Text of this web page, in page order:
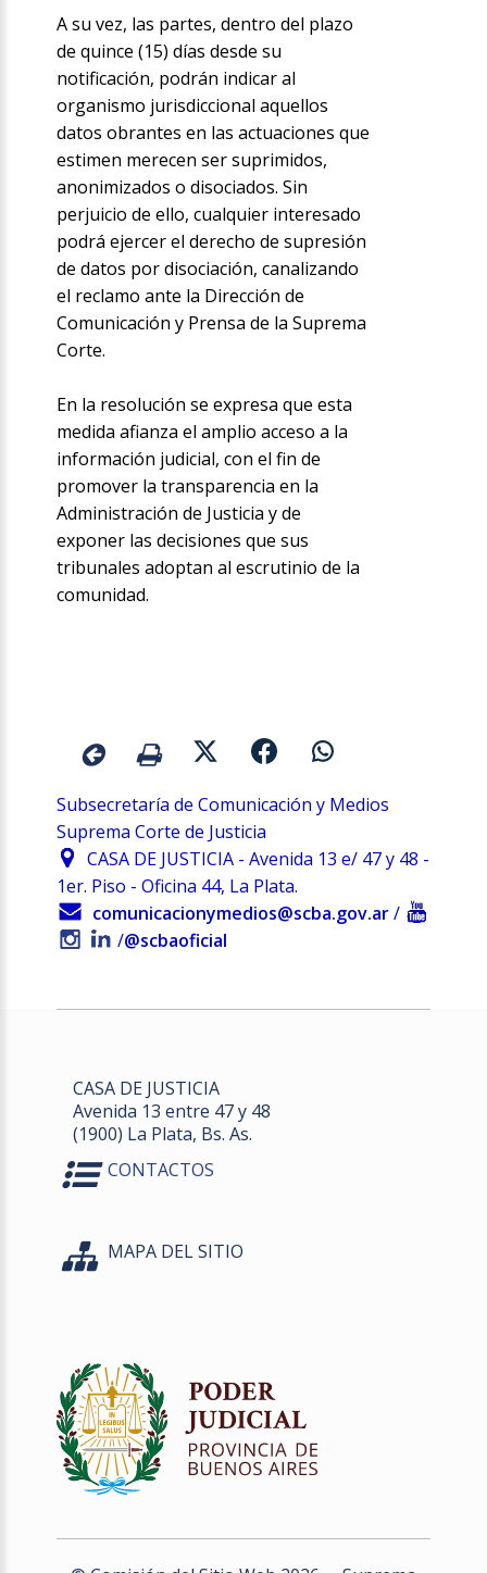
A su vez, las partes, dentro del plazo
de quince (15) días desde su
notificación, podrán indicar al
organismo jurisdiccional aquellos
datos obrantes en las actuaciones que
estimen merecen ser suprimidos,
anonimizados o disociados. Sin
perjuicio de ello, cualquier interesado
podrá ejercer el derecho de supresión
de datos por disociación, canalizando
el reclamo ante la Dirección de
Comunicación y Prensa de la Suprema
Corte.
En la resolución se expresa que esta
medida afianza el amplio acceso a la
información judicial, con el fin de
promover la transparencia en la
Administración de Justicia y de
exponer las decisiones que sus
tribunales adoptan al escrutinio de la
comunidad.
Subsecretaría de Comunicación y Medios
Suprema Corte de Justicia
CASA DE JUSTICIA - Avenida 13 e/ 47 y 48 -
1er. Piso - Oficina 44, La Plata.
comunicacionymedios@scba.gov.ar /
/@scbaoficial
CASA DE JUSTICIA
Avenida 13 entre 47 y 48
(1900) La Plata, Bs. As.
CONTACTOS
MAPA DEL SITIO